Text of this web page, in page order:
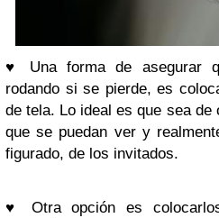
♥ Una forma de asegurar
rodando si se pierde, es
de tela. Lo ideal es que sea de
que se puedan ver y
figurado, de los invitados.
♥ Otra opción es